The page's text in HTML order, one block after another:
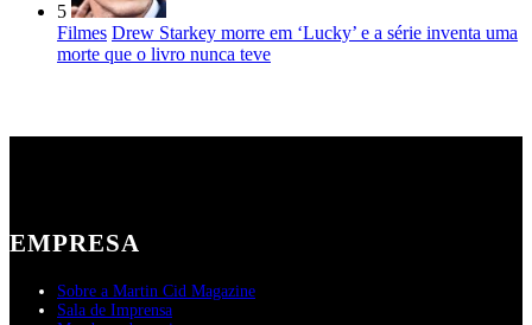
5
Filmes Drew Starkey morre em ‘Lucky’ e a série inventa uma
morte que o livro nunca teve
EMPRESA
Sobre a Martin Cid Magazine
Sala de Imprensa